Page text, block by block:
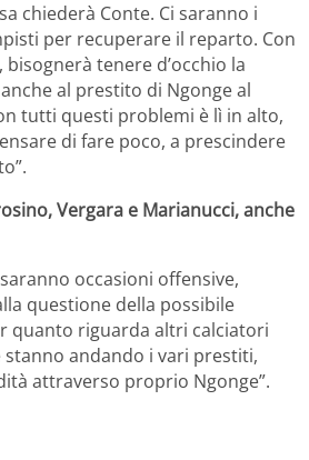
chiederà Conte. Ci saranno i
per recuperare il reparto. Con
tenere d’occhio la
al prestito di Ngonge al
tutti questi problemi è lì in alto,
di fare poco, a prescindere
Vergara e Marianucci, anche
occasioni offensive,
questione della possibile
quanto riguarda altri calciatori
andando i vari prestiti,
attraverso proprio Ngonge”.